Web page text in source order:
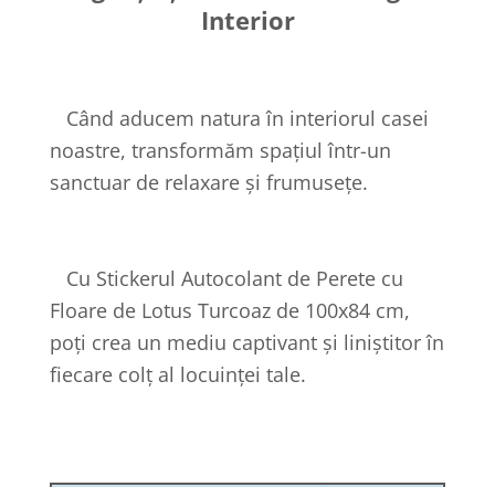
Interior
Când aducem natura în interiorul casei
noastre, transformăm spațiul într-un
sanctuar de relaxare și frumusețe.
Cu Stickerul Autocolant de Perete cu
Floare de Lotus Turcoaz de 100x84 cm,
poți crea un mediu captivant și liniștitor în
fiecare colț al locuinței tale.